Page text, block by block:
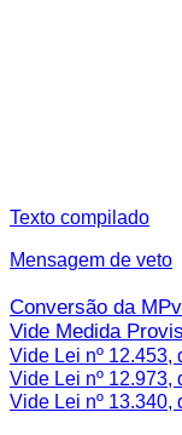
Texto compilado
Mensagem de veto
Conversão da
Vide Medida
Vide Lei nº 12.453,
Vide Lei nº 12.973,
Vide Lei nº 13.340,